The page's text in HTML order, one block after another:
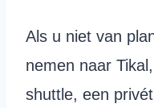
Als u niet van
nemen naar
shuttle, een